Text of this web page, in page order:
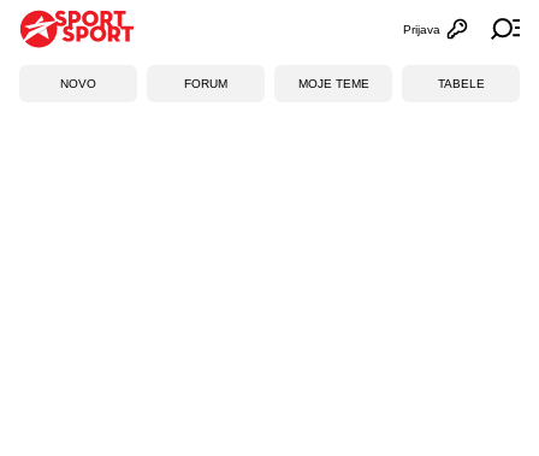
Otvori
Prijava
NOVO FORUM MOJE TEME TABELE